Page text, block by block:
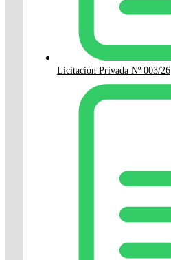
Licitación Privada Nº 003/26